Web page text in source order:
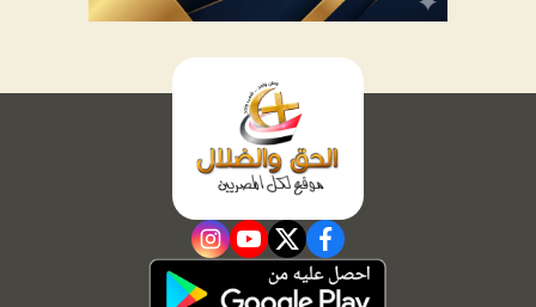
facebook
twitter
youtube
instagram